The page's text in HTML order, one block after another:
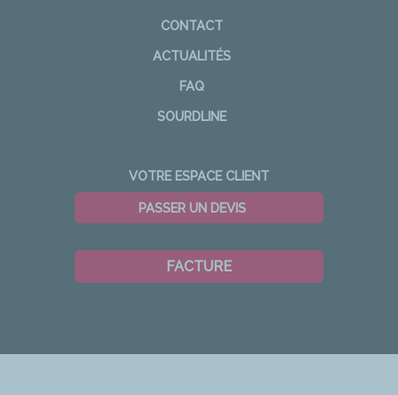
CONTACT
ACTUALITÉS
FAQ
SOURDLINE
VOTRE ESPACE CLIENT
PASSER UN DEVIS
FACTURE